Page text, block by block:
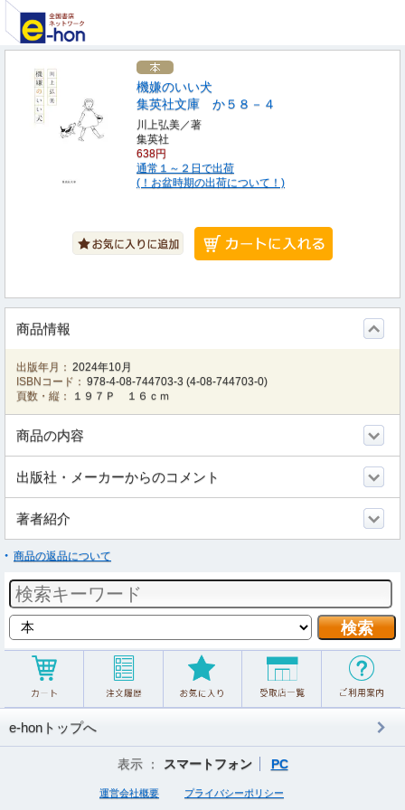
機嫌のいい犬
集英社文庫 か５８－４
川上弘美／著
集英社
638円
通常１～２日で出荷
(！お盆時期の出荷について！)
商品情報
出版年月： 2024年10月
ISBNコード： 978-4-08-744703-3 (4-08-744703-0)
頁数・縦：
１９７Ｐ １６ｃｍ
商品の内容
出版社・メーカーからのコメント
著者紹介
商品の返品について
e-honトップへ
表示 ： スマートフォン PC
運営会社概要 プライバシーポリシー